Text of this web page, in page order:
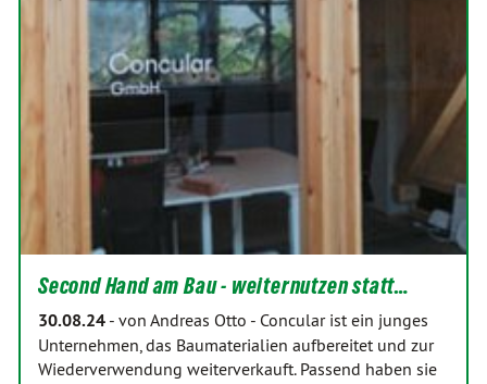
Second Hand am Bau - weiternutzen statt…
30.08.24 - von Andreas Otto - Concular ist ein junges
Unternehmen, das Baumaterialien aufbereitet und zur
Wiederverwendung weiterverkauft. Passend haben sie